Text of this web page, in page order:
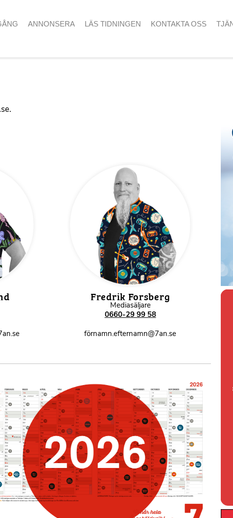
ANNONSERA LÄS TIDNINGEN KONTAKTA OSS
Fredrik Forsberg
Mediasäljare
0660-29 99 58
förnamn.efternamn@7an.se